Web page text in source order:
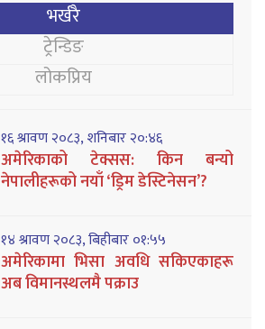
भर्खरै
ट्रेन्डिङ
लोकप्रिय
१६ श्रावण २०८३, शनिबार २०:४६
अमेरिकाको टेक्सस: किन बन्यो
नेपालीहरूको नयाँ ‘ड्रिम डेस्टिनेसन’?
१४ श्रावण २०८३, बिहीबार ०१:५५
अमेरिकामा भिसा अवधि सकिएकाहरू
अब विमानस्थलमै पक्राउ